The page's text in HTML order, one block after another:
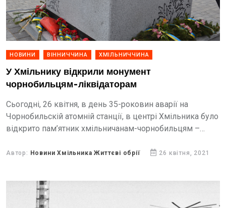
НОВИНИ ВІННИЧЧИНА ХМІЛЬНИЧЧИНА
У Хмільнику відкрили монумент
чорнобильцям-ліквідаторам
Сьогодні, 26 квітня, в день 35-роковин аварії на
Чорнобильскій атомній станції, в центрі Хмільника було
відкрито пам’ятник хмільничанам-чорнобильцям –
Автор: Новини Хмільника Життєві обрії 26 квітня, 2021